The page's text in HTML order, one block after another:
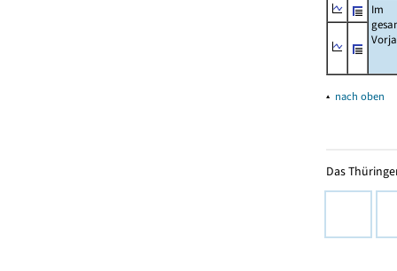
Im
▴ nach oben
Das